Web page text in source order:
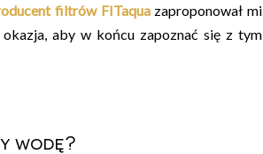
filtrów FITaquazaproponował mi
aby w końcu zapoznać się z tym
wodę?